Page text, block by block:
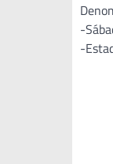
-
-